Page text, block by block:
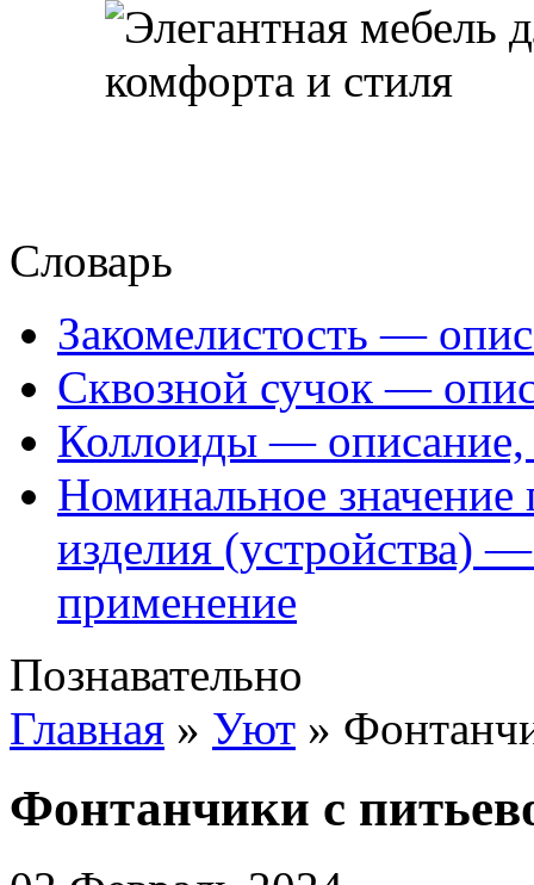
Словарь
Закомелистость —
Сквозной сучок —
Коллоиды — описание,
Номинальное значение
изделия (устройства)
применение
Познавательно
Главная » Уют »
Фонтанчики с